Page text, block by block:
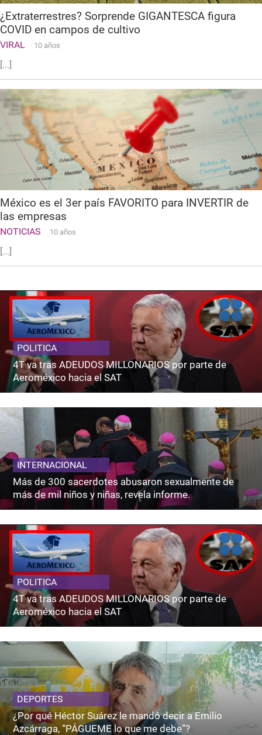
¿Extraterrestres? Sorprende GIGANTESCA figura
COVID en campos de cultivo
VIRAL 10 años
[...]
México es el 3er país FAVORITO para INVERTIR de
las empresas
NOTICIAS 10 años
[...]
POLITICA
4T va tras ADEUDOS MILLONARIOS por parte de
Aeroméxico hacia el SAT
INTERNACIONAL
Más de 300 sacerdotes abusaron sexualmente de
más de mil niños y niñas, revela informe.
POLITICA
4T va tras ADEUDOS MILLONARIOS por parte de
Aeroméxico hacia el SAT
DEPORTES
¿Por qué Héctor Suárez le mandó decir a Emilio
Azcárraga, “PÁGUEME lo que me debe”?